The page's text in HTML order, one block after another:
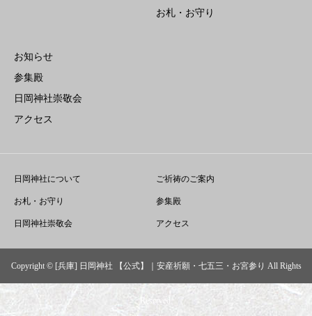
お札・お守り
お知らせ
参集殿
日岡神社崇敬会
アクセス
日岡神社について ご祈祷のご案内
お札・お守り 参集殿
日岡神社崇敬会 アクセス
Copyright © [兵庫] 日岡神社 【公式】｜安産祈願・七五三・お宮参り All Rights
Reserved.